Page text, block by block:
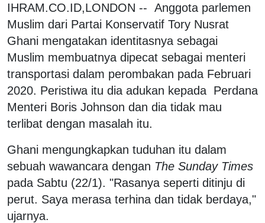
IHRAM.CO.ID,LONDON -- Anggota parlemen
Muslim dari Partai Konservatif Tory Nusrat
Ghani mengatakan identitasnya sebagai
Muslim membuatnya dipecat sebagai menteri
transportasi dalam perombakan pada Februari
2020. Peristiwa itu dia adukan kepada Perdana
Menteri Boris Johnson dan dia tidak mau
terlibat dengan masalah itu.
Ghani mengungkapkan tuduhan itu dalam
sebuah wawancara dengan The Sunday Times
pada Sabtu (22/1). "Rasanya seperti ditinju di
perut. Saya merasa terhina dan tidak berdaya,"
ujarnya.